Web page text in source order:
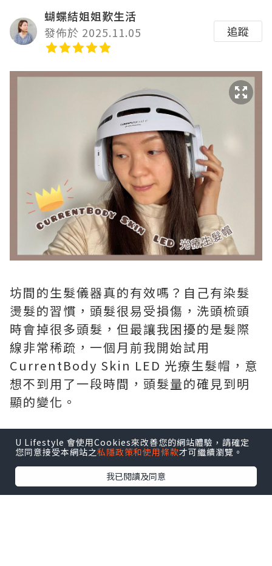
蝴蝶結姐姐歎生活
發佈於 2025.11.05
追蹤
坊間的生髮儀器真的有效嗎？自己有染髮
燙髮的習慣，頭髮很易受損傷，洗頭梳頭
時會掉很多頭髮，但最讓我困擾的是髮際
線非常稀疏，一個月前我開始試用
CurrentBody Skin LED 光療生髮帽，意
想不到用了一段時間，頭髮量的確見到明
顯的變化。
U Lifestyle 會使用Cookies來改善您的網站體驗，請確定
您同意接受本網站之私隱政策和使用條款才可繼續瀏覽。
我已閱讀及同意